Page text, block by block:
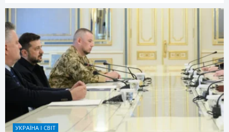
УКРАЇНА І СВІТ